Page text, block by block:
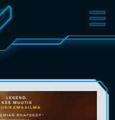
KLUBI